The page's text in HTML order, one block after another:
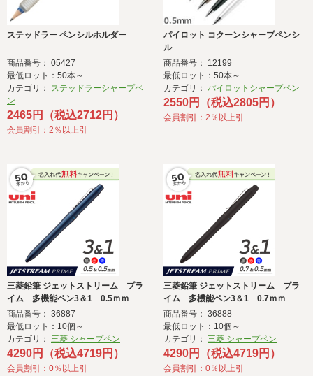
ステッドラー ペンシルホルダー
商品番号： 05427
最低ロット：50本～
カテゴリ： ステッドラーシャープペ
ン
2465円（税込2712円）
会員割引：2％以上引
パイロット コクーンシャープペンシ
ル
商品番号： 12199
最低ロット：50本～
カテゴリ： パイロットシャープペン
2550円（税込2805円）
会員割引：2％以上引
三菱鉛筆 ジェットストリーム プラ
イム 多機能ペン3＆1 0.5ｍｍ
商品番号： 36887
最低ロット：10個～
カテゴリ： 三菱 シャープペン
4290円（税込4719円）
会員割引：0％以上引
三菱鉛筆 ジェットストリーム プラ
イム 多機能ペン3＆1 0.7ｍｍ
商品番号： 36888
最低ロット：10個～
カテゴリ： 三菱 シャープペン
4290円（税込4719円）
会員割引：0％以上引